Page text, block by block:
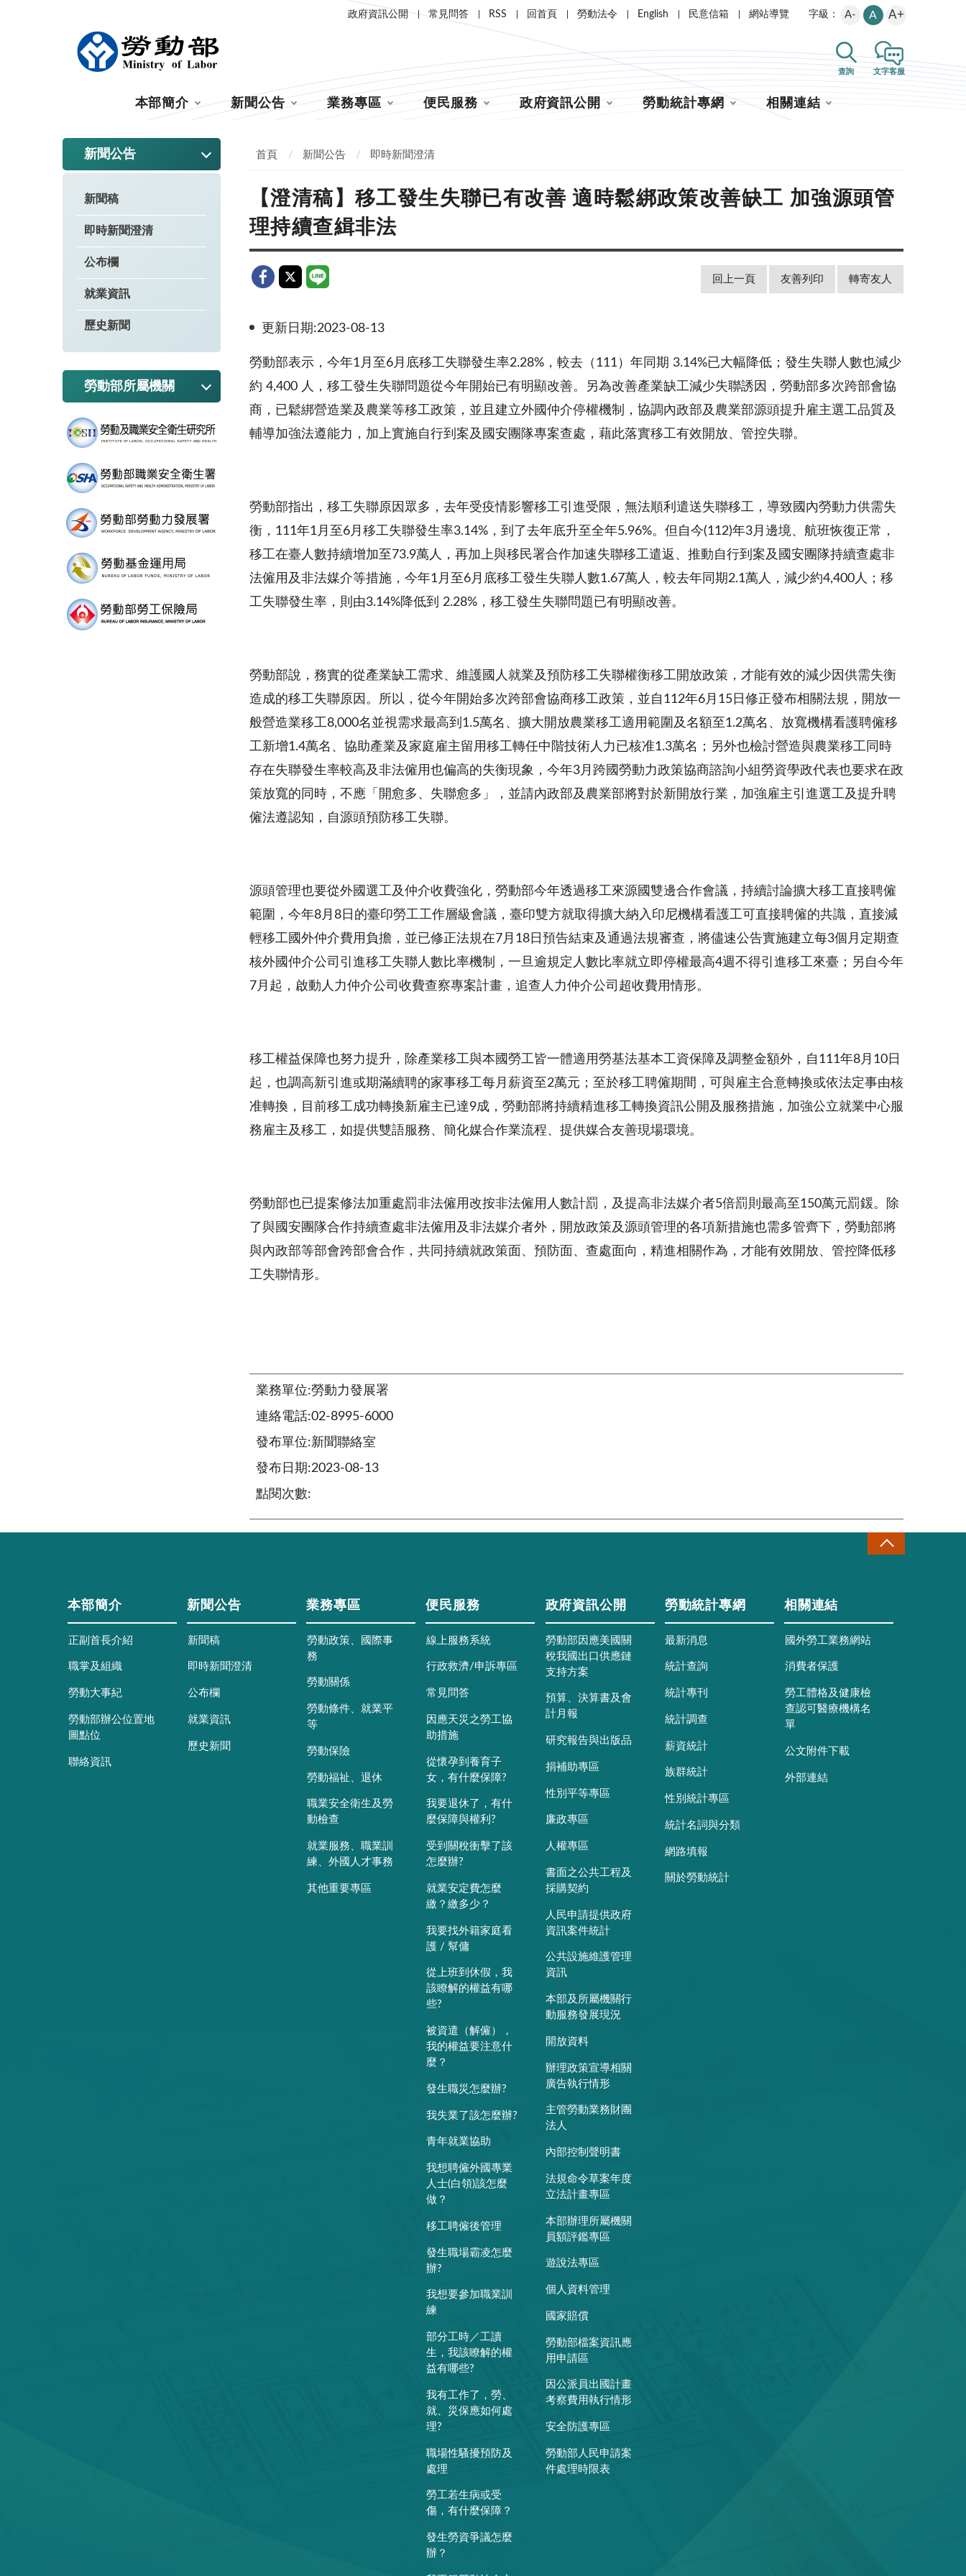
政府資訊公開 常見問答 RSS 回首頁 勞動法令 English 民意信箱 網站導覽 字級： A- A A+
查詢 文字客服
本部簡介 新聞公告 業務專區 便民服務 政府資訊公開 勞動統計專網 相關連結
新聞公告
新聞稿
即時新聞澄清
公布欄
就業資訊
歷史新聞
勞動部所屬機關
首頁 新聞公告 即時新聞澄清
【澄清稿】移工發生失聯已有改善 適時鬆綁政策改善缺工 加強源頭管
理持續查緝非法
回上一頁 友善列印 轉寄友人
更新日期:2023-08-13
勞動部表示，今年1月至6月底移工失聯發生率2.28%，較去（111）年同期 3.14%已大幅降低；發生失聯人數也減少
約 4,400 人，移工發生失聯問題從今年開始已有明顯改善。另為改善產業缺工減少失聯誘因，勞動部多次跨部會協
商，已鬆綁營造業及農業等移工政策，並且建立外國仲介停權機制，協調內政部及農業部源頭提升雇主選工品質及
輔導加強法遵能力，加上實施自行到案及國安團隊專案查處，藉此落實移工有效開放、管控失聯。
勞動部指出，移工失聯原因眾多，去年受疫情影響移工引進受限，無法順利遣送失聯移工，導致國內勞動力供需失
衡，111年1月至6月移工失聯發生率3.14%，到了去年底升至全年5.96%。但自今(112)年3月邊境、航班恢復正常，
移工在臺人數持續增加至73.9萬人，再加上與移民署合作加速失聯移工遣返、推動自行到案及國安團隊持續查處非
法僱用及非法媒介等措施，今年1月至6月底移工發生失聯人數1.67萬人，較去年同期2.1萬人，減少約4,400人；移
工失聯發生率，則由3.14%降低到 2.28%，移工發生失聯問題已有明顯改善。
勞動部說，務實的從產業缺工需求、維護國人就業及預防移工失聯權衡移工開放政策，才能有效的減少因供需失衡
造成的移工失聯原因。所以，從今年開始多次跨部會協商移工政策，並自112年6月15日修正發布相關法規，開放一
般營造業移工8,000名並視需求最高到1.5萬名、擴大開放農業移工適用範圍及名額至1.2萬名、放寬機構看護聘僱移
工新增1.4萬名、協助產業及家庭雇主留用移工轉任中階技術人力已核准1.3萬名；另外也檢討營造與農業移工同時
存在失聯發生率較高及非法僱用也偏高的失衡現象，今年3月跨國勞動力政策協商諮詢小組勞資學政代表也要求在政
策放寬的同時，不應「開愈多、失聯愈多」，並請內政部及農業部將對於新開放行業，加強雇主引進選工及提升聘
僱法遵認知，自源頭預防移工失聯。
源頭管理也要從外國選工及仲介收費強化，勞動部今年透過移工來源國雙邊合作會議，持續討論擴大移工直接聘僱
範圍，今年8月8日的臺印勞工工作層級會議，臺印雙方就取得擴大納入印尼機構看護工可直接聘僱的共識，直接減
輕移工國外仲介費用負擔，並已修正法規在7月18日預告結束及通過法規審查，將儘速公告實施建立每3個月定期查
核外國仲介公司引進移工失聯人數比率機制，一旦逾規定人數比率就立即停權最高4週不得引進移工來臺；另自今年
7月起，啟動人力仲介公司收費查察專案計畫，追查人力仲介公司超收費用情形。
移工權益保障也努力提升，除產業移工與本國勞工皆一體適用勞基法基本工資保障及調整金額外，自111年8月10日
起，也調高新引進或期滿續聘的家事移工每月薪資至2萬元；至於移工聘僱期間，可與雇主合意轉換或依法定事由核
准轉換，目前移工成功轉換新雇主已達9成，勞動部將持續精進移工轉換資訊公開及服務措施，加強公立就業中心服
務雇主及移工，如提供雙語服務、簡化媒合作業流程、提供媒合友善現場環境。
勞動部也已提案修法加重處罰非法僱用改按非法僱用人數計罰，及提高非法媒介者5倍罰則最高至150萬元罰鍰。除
了與國安團隊合作持續查處非法僱用及非法媒介者外，開放政策及源頭管理的各項新措施也需多管齊下，勞動部將
與內政部等部會跨部會合作，共同持續就政策面、預防面、查處面向，精進相關作為，才能有效開放、管控降低移
工失聯情形。
業務單位:勞動力發展署
連絡電話:02-8995-6000
發布單位:新聞聯絡室
發布日期:2023-08-13
點閱次數:
本部簡介
正副首長介紹
職掌及組織
勞動大事紀
勞動部辦公位置地
圖點位
聯絡資訊
新聞公告
新聞稿
即時新聞澄清
公布欄
就業資訊
歷史新聞
業務專區
勞動政策、國際事
務
勞動關係
勞動條件、就業平
等
勞動保險
勞動福祉、退休
職業安全衛生及勞
動檢查
就業服務、職業訓
練、外國人才事務
其他重要專區
便民服務
線上服務系統
行政救濟/申訴專區
常見問答
因應天災之勞工協
助措施
從懷孕到養育子
女，有什麼保障?
我要退休了，有什
麼保障與權利?
受到關稅衝擊了該
怎麼辦?
就業安定費怎麼
繳？繳多少？
我要找外籍家庭看
護 / 幫傭
從上班到休假，我
該瞭解的權益有哪
些?
被資遣（解僱），
我的權益要注意什
麼？
發生職災怎麼辦?
我失業了該怎麼辦?
青年就業協助
我想聘僱外國專業
人士(白領)該怎麼
做？
移工聘僱後管理
發生職場霸凌怎麼
辦?
我想要參加職業訓
練
部分工時／工讀
生，我該瞭解的權
益有哪些?
我有工作了，勞、
就、災保應如何處
理?
職場性騷擾預防及
處理
勞工若生病或受
傷，有什麼保障？
發生勞資爭議怎麼
辦？
政府資訊公開
勞動部因應美國關
稅我國出口供應鏈
支持方案
預算、決算書及會
計月報
研究報告與出版品
捐補助專區
性別平等專區
廉政專區
人權專區
書面之公共工程及
採購契約
人民申請提供政府
資訊案件統計
公共設施維護管理
資訊
本部及所屬機關行
動服務發展現況
開放資料
辦理政策宣導相關
廣告執行情形
主管勞動業務財團
法人
內部控制聲明書
法規命令草案年度
立法計畫專區
本部辦理所屬機關
員額評鑑專區
遊說法專區
個人資料管理
國家賠償
勞動部檔案資訊應
用申請區
因公派員出國計畫
考察費用執行情形
安全防護專區
勞動部人民申請案
件處理時限表
勞動統計專網
最新消息
統計查詢
統計專刊
統計調查
薪資統計
族群統計
性別統計專區
統計名詞與分類
網路填報
關於勞動統計
相關連結
國外勞工業務網站
消費者保護
勞工體格及健康檢
查認可醫療機構名
單
公文附件下載
外部連結